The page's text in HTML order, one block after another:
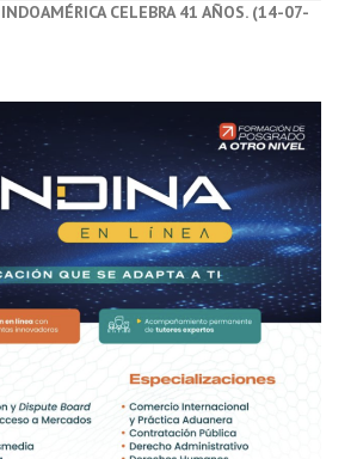
INDOAMÉRICA CELEBRA 41 AÑOS. (14-07-